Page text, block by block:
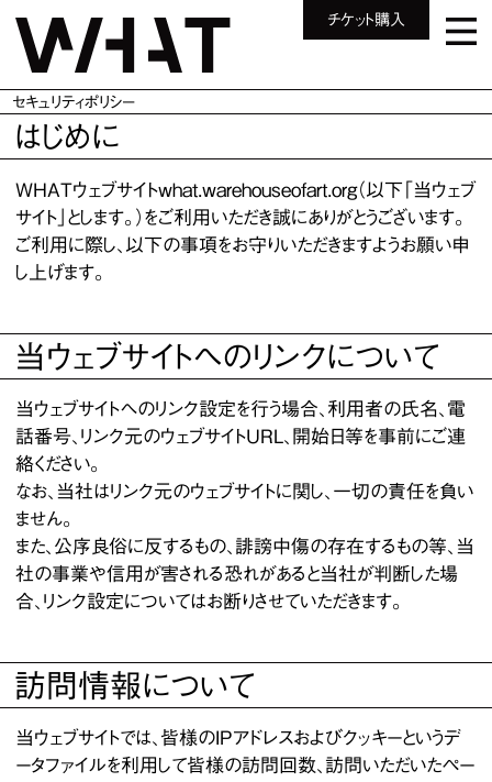
チケット購入
セキュリティポリシー
はじめに
WHATウェブサイトwhat.warehouseofart.org（以下「当ウェブ
サイト」とします。）をご利用いただき誠にありがとうございます。
ご利用に際し、以下の事項をお守りいただきますようお願い申
し上げます。
当ウェブサイトへのリンクについて
当ウェブサイトへのリンク設定を行う場合、利用者の氏名、電
話番号、リンク元のウェブサイトURL、開始日等を事前にご連
絡ください。
なお、当社はリンク元のウェブサイトに関し、一切の責任を負い
ません。
また、公序良俗に反するもの、誹謗中傷の存在するもの等、当
社の事業や信用が害される恐れがあると当社が判断した場
合、リンク設定についてはお断りさせていただきます。
訪問情報について
当ウェブサイトでは、皆様のIPアドレスおよびクッキーというデ
ータファイルを利用して皆様の訪問回数、訪問いただいたペー